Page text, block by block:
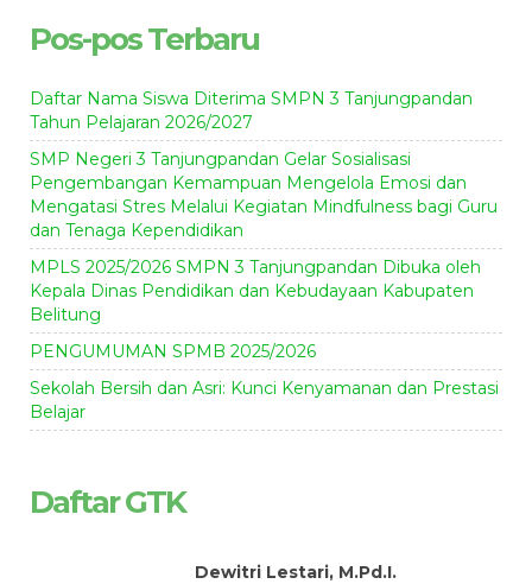
Pos-pos Terbaru
Daftar Nama Siswa Diterima SMPN 3 Tanjungpandan
Tahun Pelajaran 2026/2027
SMP Negeri 3 Tanjungpandan Gelar Sosialisasi
Pengembangan Kemampuan Mengelola Emosi dan
Mengatasi Stres Melalui Kegiatan Mindfulness bagi Guru
dan Tenaga Kependidikan
MPLS 2025/2026 SMPN 3 Tanjungpandan Dibuka oleh
Kepala Dinas Pendidikan dan Kebudayaan Kabupaten
Belitung
PENGUMUMAN SPMB 2025/2026
Sekolah Bersih dan Asri: Kunci Kenyamanan dan Prestasi
Belajar
Daftar GTK
Dewitri Lestari, M.Pd.I.